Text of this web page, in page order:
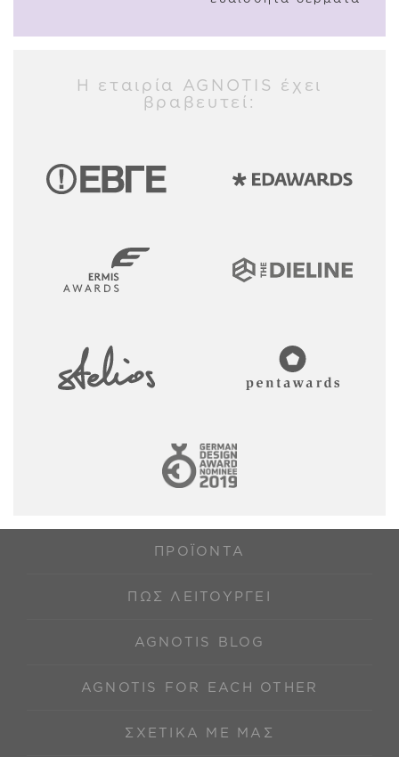
Η εταιρία AGNOTIS έχει
βραβευτεί:
ΠΡΟΪΌΝΤΑ
ΠΩΣ ΛΕΙΤΟΥΡΓΕΊ
AGNOTIS BLOG
AGNOTIS FOR EACH OTHER
ΣΧΕΤΙΚΆ ΜΕ ΜΑΣ